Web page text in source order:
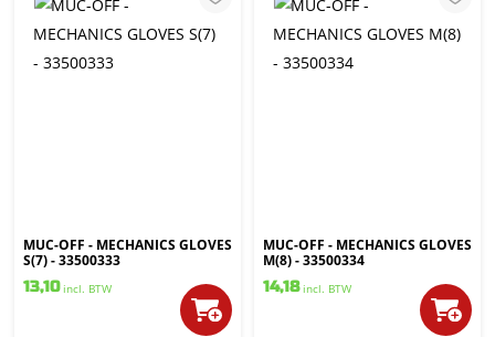
MUC-OFF - MECHANICS GLOVES
S(7) - 33500333
13,10 incl. BTW
MUC-OFF - MECHANICS GLOVES
M(8) - 33500334
14,18 incl. BTW